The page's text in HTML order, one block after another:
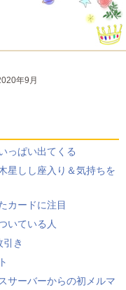
年9月
っぱい出てくる
星しし座入り＆気持ちを
カードに注目
いている人
引き
サーバーからの初メルマ